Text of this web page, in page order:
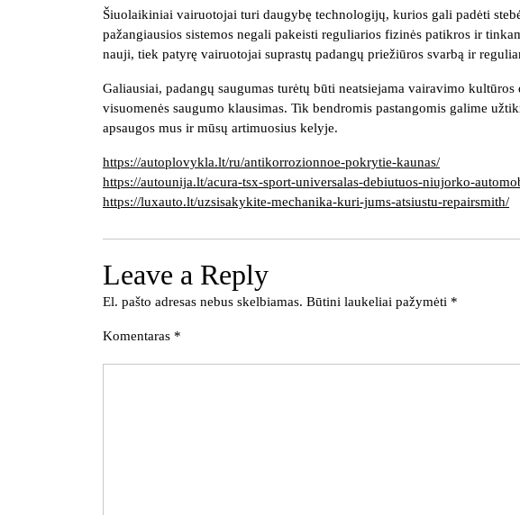
Šiuolaikiniai vairuotojai turi daugybę technologijų, kurios gali padėti
pažangiausios sistemos negali pakeisti reguliarios fizinės patikros ir
nauji, tiek patyrę vairuotojai suprastų padangų priežiūros svarbą ir
Galiausiai, padangų saugumas turėtų būti neatsiejama vairavimo
visuomenės saugumo klausimas. Tik bendromis pastangomis galime
apsaugos mus ir mūsų artimuosius kelyje.
https://autoplovykla.lt/ru/antikorrozionnoe-pokrytie-kaunas/
https://autounija.lt/acura-tsx-sport-universalas-debiutuos-niujorko-
https://luxauto.lt/uzsisakykite-mechanika-kuri-jums-atsiustu-repairsmith/
Leave a Reply
El. pašto adresas nebus skelbiamas. Būtini laukeliai pažymėti *
Komentaras *